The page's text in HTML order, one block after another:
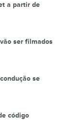
a partir de
ser filmados
se
código